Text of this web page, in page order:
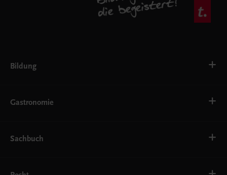
Bildung
AHS
EWF/ZWF
FW
Gastronomie
Getränke
Service
Sachbuch